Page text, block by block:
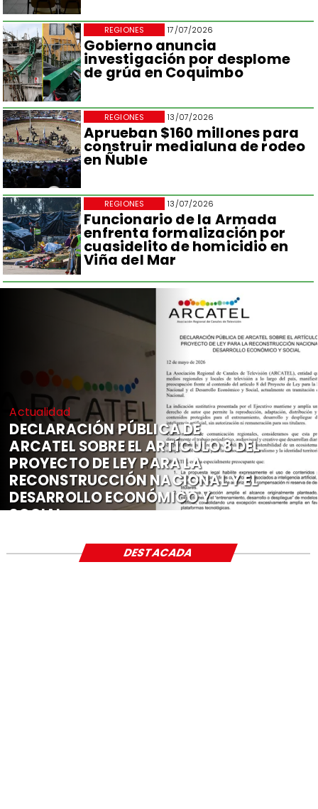
17/07/2026
Gobierno anuncia
investigación por desplome
de grúa en Coquimbo
REGIONES
13/07/2026
Aprueban $160 millones para
construir medialuna de rodeo
en Ñuble
REGIONES
13/07/2026
Funcionario de la Armada
enfrenta formalización por
cuasidelito de homicidio en
Viña del Mar
REGIONES
Actualidad
DECLARACIÓN PÚBLICA DE
ARCATEL SOBRE EL ARTÍCULO 8 DEL
PROYECTO DE LEY PARA LA
RECONSTRUCCIÓN NACIONAL Y EL
DESARROLLO ECONÓMICO Y
SOCIAL
DESTACADA